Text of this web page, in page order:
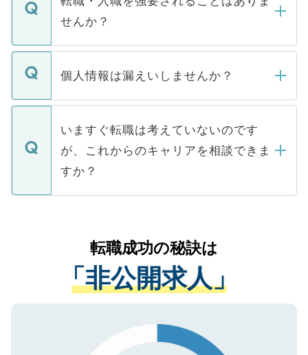
けない「非公開求人」です。非公開求人は
下記の理由によって、一般には公開してい
ません。
■応募殺到を避けるため 人気のある医療機
関を公にしてしまうと、応募が殺到する場
に、医療機関が求める条件に合った人材の
みを人材紹介会社に依頼するケースが増え
ています。
せんか？
転職・入職を強要することは一切ありませ
ん。また、仮に応募先から内定をいただい
定を承諾する必要はありません。内定先へ
の辞退の連絡はキャリアパートナーが行い
個人情報は漏えいしませんか？
個人情報が漏えいすることはありませんの
で、ご安心ください。当サイトからの登録
などで収集したご登録者様の個人情報は、
ご本人のキャリアアップおよび転職活動の
支援を目的に使用いたします。お預かりし
ているすべての個人データはご本人の許可
は、個人情報の取り扱いについての厳密な
管理基準を満たした事業者のみに付与され
る、プライバシーマークを取得済みです。
で、機密保持に関してもご安心ください。
いますぐ転職は考えていないのです
が、これからのキャリアを相談できま
すか？
かがいして、現在の医療機関の状況や紹介
経験をまじえながら、適切なアドバイスを
させていただきます。すぐにご転職をされ
ない方には、長期的なサポートが可能です
ので、まずはご登録ください。
転職成功の秘訣は
「非公開求人」